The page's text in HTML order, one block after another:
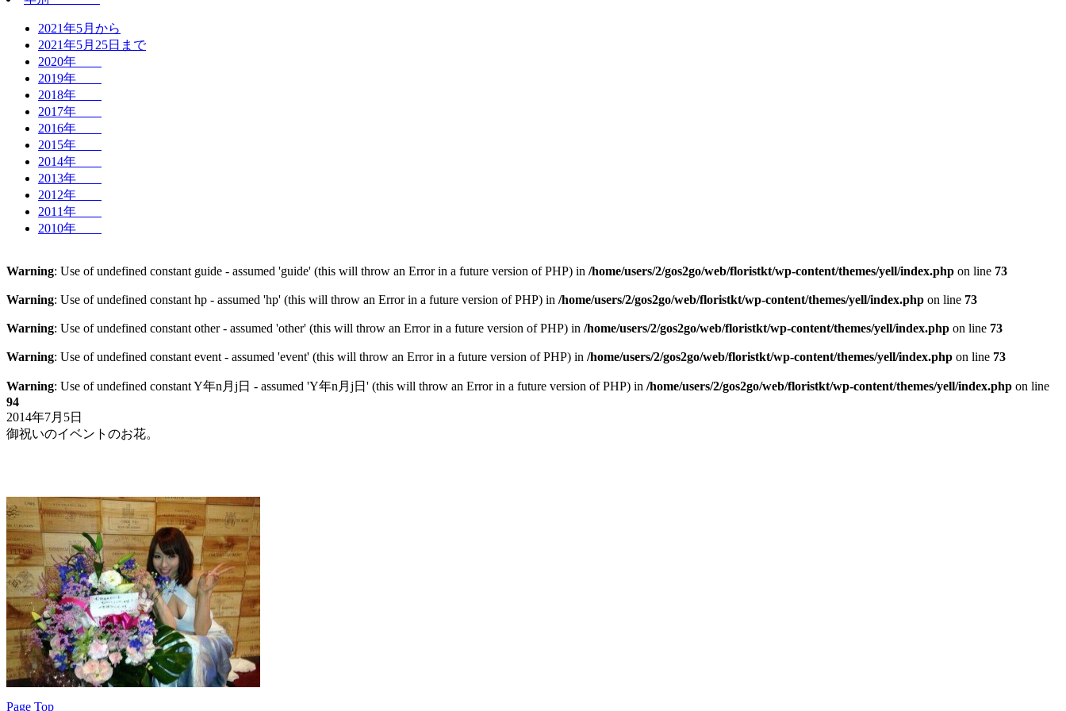
2021年5月から
2021年5月25日まで
2020年
2019年
2018年
2017年
2016年
2015年
2014年
2013年
2012年
2011年
2010年
Warning: Use of undefined constant guide - assumed 'guide' (this will throw an Error in a future version of PHP) in /home/users/2/gos2go/web/floristkt/wp-content/themes/yell/index.php on line 73
Warning: Use of undefined constant hp - assumed 'hp' (this will throw an Error in a future version of PHP) in /home/users/2/gos2go/web/floristkt/wp-content/themes/yell/index.php on line 73
Warning: Use of undefined constant other - assumed 'other' (this will throw an Error in a future version of PHP) in /home/users/2/gos2go/web/floristkt/wp-content/themes/yell/index.php on line 73
Warning: Use of undefined constant event - assumed 'event' (this will throw an Error in a future version of PHP) in /home/users/2/gos2go/web/floristkt/wp-content/themes/yell/index.php on line 73
Warning: Use of undefined constant Y年n月j日 - assumed 'Y年n月j日' (this will throw an Error in a future version of PHP) in /home/users/2/gos2go/web/floristkt/wp-content/themes/yell/index.php on line
94
2014年7月5日
御祝いのイベントのお花。
Page Top